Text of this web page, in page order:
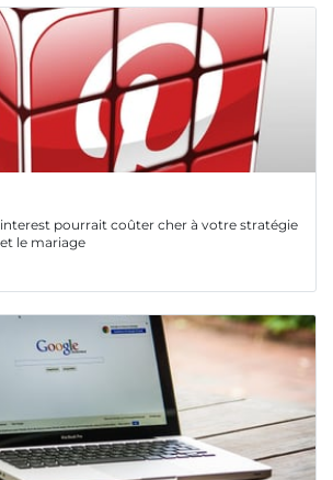
pourrait coûter cher à votre stratégie
le mariage